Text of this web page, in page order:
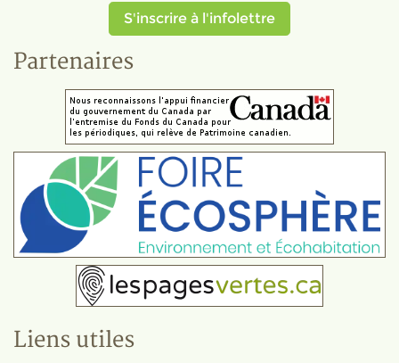
S'inscrire à l'infolettre
Partenaires
Liens utiles